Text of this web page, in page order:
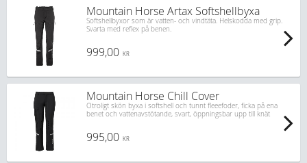
Mountain Horse Artax Softshellbyxa
Softshellbyxor som är vatten- och vindtäta. Helskodda med grip.
Svarta med reflex på benen.
999,00 KR
Mountain Horse Chill Cover
Otroligt skön byxa i softshell och tunnt fleeefoder, ficka på ena
benet och vattenavstötande, svart, öppningsbar upp till knät
995,00 KR